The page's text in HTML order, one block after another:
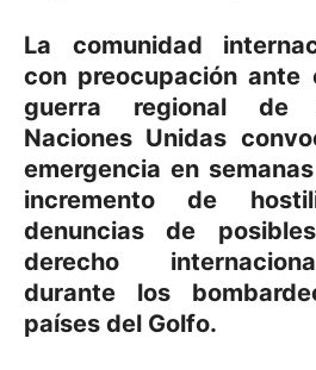
La comunidad
con preocupación ante
guerra regional de
Naciones Unidas
emergencia en
incremento de
denuncias de
derecho
durante los
países del Golfo.